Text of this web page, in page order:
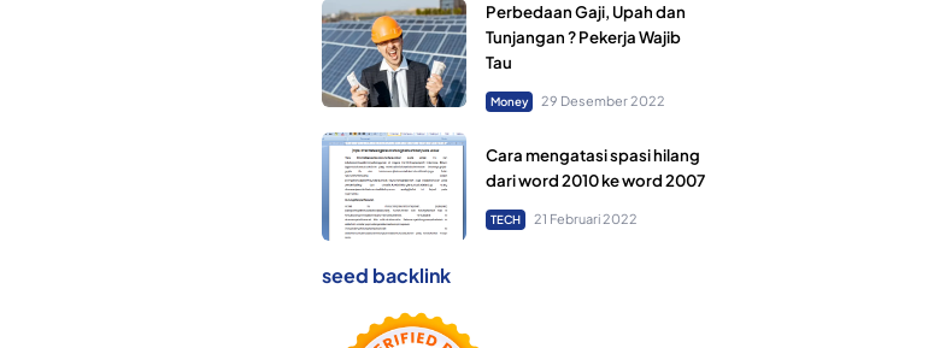
Perbedaan Gaji, Upah dan
Tunjangan ? Pekerja Wajib
Tau
Money 29 Desember 2022
Cara mengatasi spasi hilang
dari word 2010 ke word 2007
TECH 21 Februari 2022
seed backlink